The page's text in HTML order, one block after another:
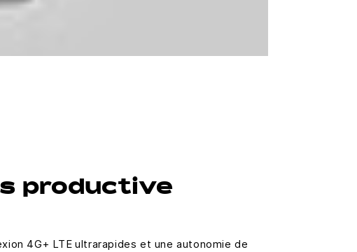
productive
4G+ LTE ultrarapides et une autonomie de